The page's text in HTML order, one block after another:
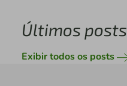
Últimos posts
Exibir todos os posts